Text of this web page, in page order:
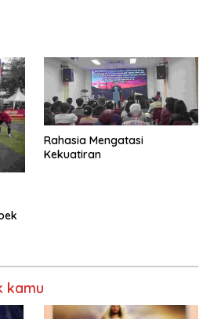
Rahasia Mengatasi
Kekuatiran
kamu